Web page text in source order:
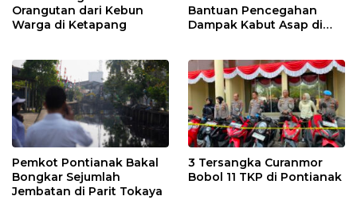
Orangutan dari Kebun
Warga di Ketapang
Bantuan Pencegahan
Dampak Kabut Asap di
Pemkot Pontianak Bakal
Bongkar Sejumlah
Jembatan di Parit Tokaya
3 Tersangka Curanmor
Bobol 11 TKP di Pontianak